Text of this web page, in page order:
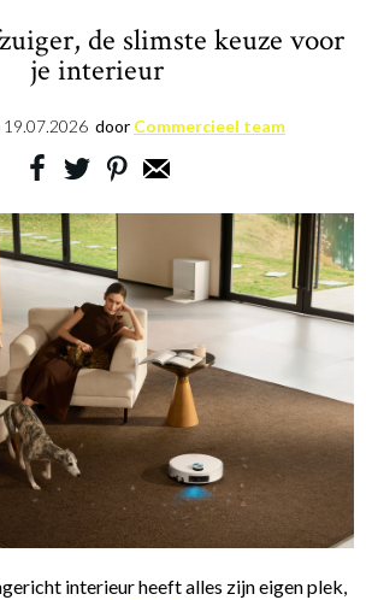
de slimste keuze voor
je interieur
19.07.2026 door Commercieel team
interieur heeft alles zijn eigen plek,